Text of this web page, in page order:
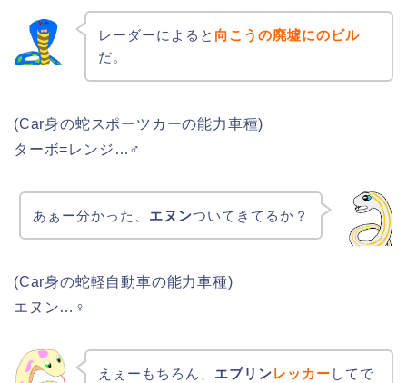
レーダーによると 向こうの廃墟にのビル
だ。
(Car身の蛇スポーツカーの能力車種)
ターボ=レンジ…♂
あぁー分かった、 エヌンついてきてるか？
(Car身の蛇軽自動車の能力車種)
エヌン…♀
えぇーもちろん、 エブリンレッカー してで